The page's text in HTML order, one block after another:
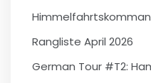
Rangliste April 2026
German Tour #T2: